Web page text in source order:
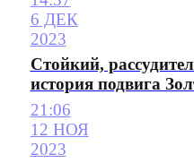
6 ДЕК
2023
Стойкий,
история подвига
21:06
12 НОЯ
2023